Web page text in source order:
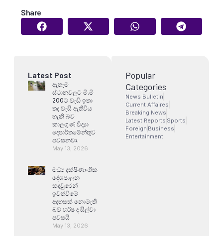
Share
Latest Post
ඇතැම්
ස්ථානවලට මි.මි
200ට වැඩි ඉතා
තද වැසි ඇතිවිය
හැකි බව
කාලගුණ විද්‍යා
දෙපාර්තමේන්තුව
පවසනවා.
May 13, 2026
මධ්‍ය දක්ෂිණාංශික
දේශපාලන
කඳවුරෙන්
ඉවත්වීමේ
අදහසක් නොමැති
බව හර්ෂ ද සිල්වා
පවසයි
May 13, 2026
Popular
Categories
News Bulletin
Current Affaires
Breaking News
Latest Reports Sports
Foreign Business
Entertainment